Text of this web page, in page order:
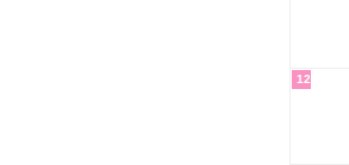
12